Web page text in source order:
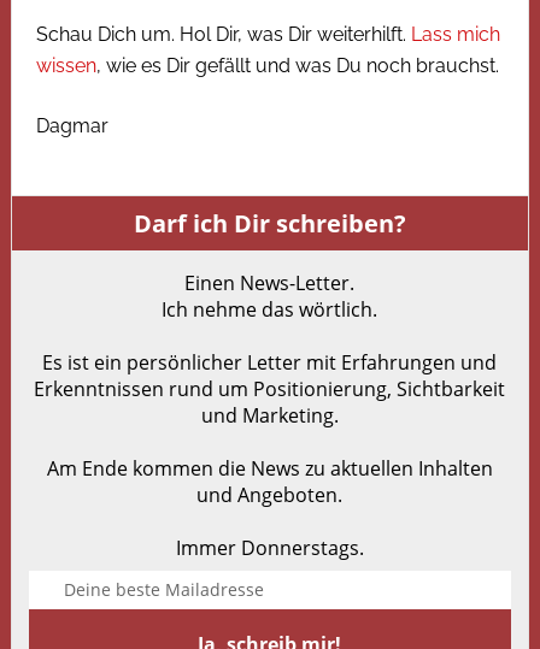
Schau Dich um. Hol Dir, was Dir weiterhilft. Lass mich
wissen, wie es Dir gefällt und was Du noch brauchst.
Dagmar
Darf ich Dir schreiben?
Einen News-Letter.
Ich nehme das wörtlich.
Es ist ein persönlicher Letter mit Erfahrungen und
Erkenntnissen rund um Positionierung, Sichtbarkeit
und Marketing.
Am Ende kommen die News zu aktuellen Inhalten
und Angeboten.
Immer Donnerstags.